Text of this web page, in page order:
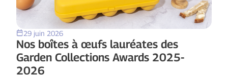
29 juin 2026
Nos boîtes à œufs lauréates des
Garden Collections Awards 2025-
2026